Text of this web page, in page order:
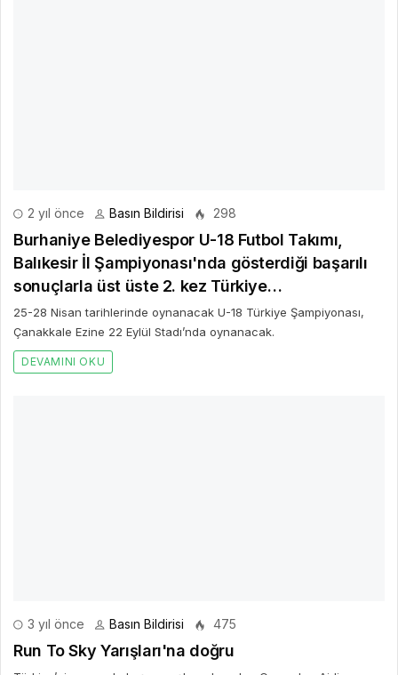
2 yıl önce Basın Bildirisi 298
Burhaniye Belediyespor U-18 Futbol Takımı,
Balıkesir İl Şampiyonası'nda gösterdiği başarılı
sonuçlarla üst üste 2. kez Türkiye
Şampiyonası'na katılma hakkı kazandı
25-28 Nisan tarihlerinde oynanacak U-18 Türkiye Şampiyonası,
Çanakkale Ezine 22 Eylül Stadı’nda oynanacak.
DEVAMINI OKU
Trakya Cup Voleybol Turnuvasının Şampiyonu